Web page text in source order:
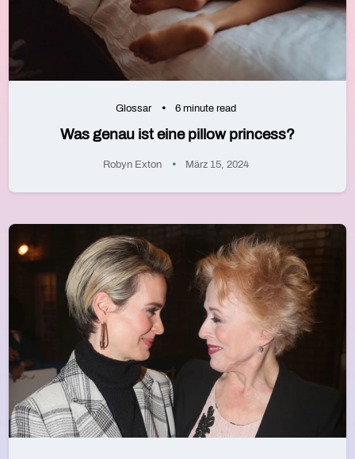
Glossar 6 minute read
Was genau ist eine pillow princess?
Robyn Exton März 15, 2024